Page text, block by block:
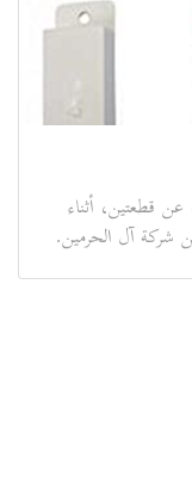
قطعتين، أثناء
شركة آل الحرمين.